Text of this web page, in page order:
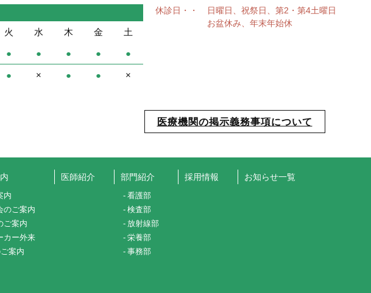
火 水 木 金 土
● ● ● ● ●
● × ● ● ×
休診日・・
日曜日、祝祭日、第2・第4土曜日
お盆休み、年末年始休
医療機関の掲示義務事項について
内
のご案内
ご案内
カー外来
案内
医師紹介 部門紹介
看護部
検査部
放射線部
栄養部
事務部
採用情報 お知らせ一覧